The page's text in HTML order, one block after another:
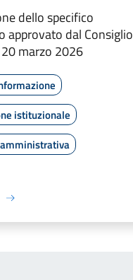
dello specifico
approvato dal Consiglio
marzo 2026
istituzionale